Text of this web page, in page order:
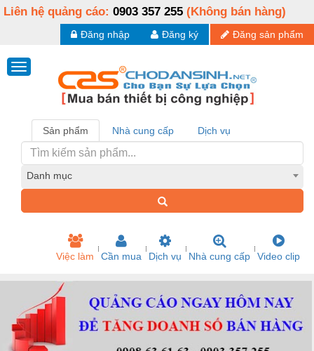
Liên hệ quảng cáo: 0903 357 255 (Không bán hàng)
Đăng sản phẩm
Đăng ký
Đăng nhập
Sản phẩm Nhà cung cấp Dịch vụ
Danh mục
Việc làm Cần mua Dịch vụ Nhà cung cấp Video clip